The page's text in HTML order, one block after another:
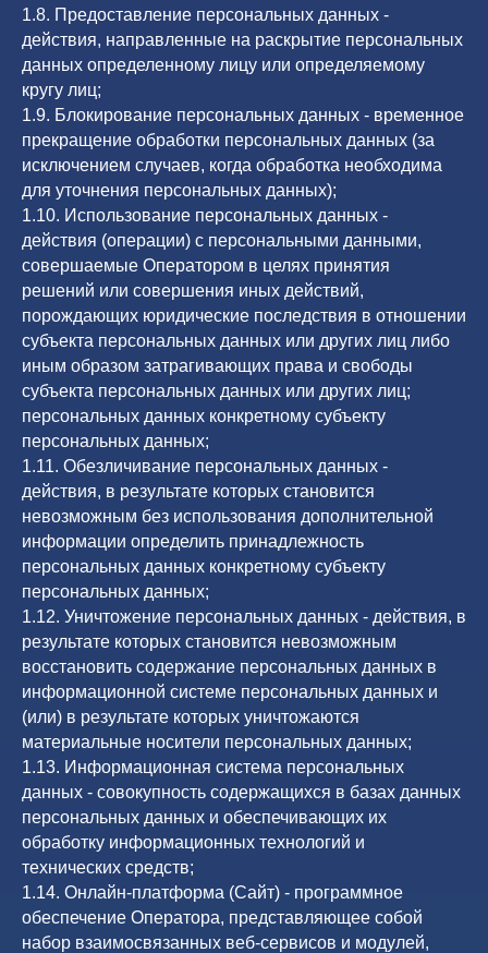
1.8. Предоставление персональных данных -
действия, направленные на раскрытие персональных
данных определенному лицу или определяемому
кругу лиц;
1.9. Блокирование персональных данных - временное
прекращение обработки персональных данных (за
исключением случаев, когда обработка необходима
для уточнения персональных данных);
1.10. Использование персональных данных -
действия (операции) с персональными данными,
совершаемые Оператором в целях принятия
решений или совершения иных действий,
порождающих юридические последствия в отношении
субъекта персональных данных или других лиц либо
иным образом затрагивающих права и свободы
субъекта персональных данных или других лиц;
персональных данных конкретному субъекту
персональных данных;
1.11. Обезличивание персональных данных -
действия, в результате которых становится
невозможным без использования дополнительной
информации определить принадлежность
персональных данных конкретному субъекту
персональных данных;
1.12. Уничтожение персональных данных - действия, в
результате которых становится невозможным
восстановить содержание персональных данных в
информационной системе персональных данных и
(или) в результате которых уничтожаются
материальные носители персональных данных;
1.13. Информационная система персональных
данных - совокупность содержащихся в базах данных
персональных данных и обеспечивающих их
обработку информационных технологий и
технических средств;
1.14. Онлайн-платформа (Сайт) - программное
обеспечение Оператора, представляющее собой
набор взаимосвязанных веб-сервисов и модулей,